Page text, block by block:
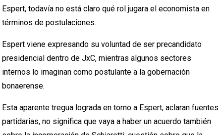
Espert, todavía no está claro qué rol jugara el economista en
términos de postulaciones.
Espert viene expresando su voluntad de ser precandidato
presidencial dentro de JxC, mientras algunos sectores
internos lo imaginan como postulante a la gobernación
bonaerense.
Esta aparente tregua lograda en torno a Espert, aclaran fuentes
partidarias, no significa que vaya a haber un acuerdo también